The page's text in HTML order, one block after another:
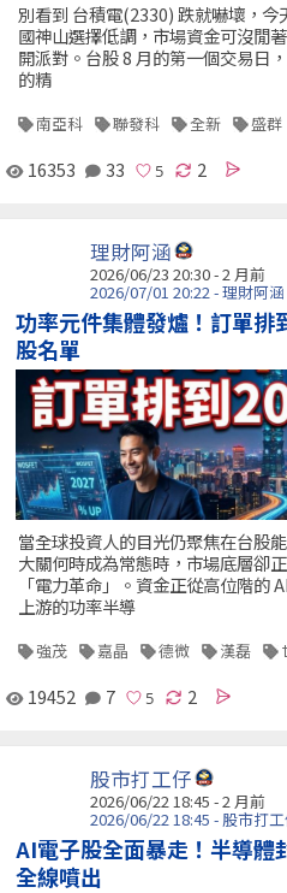
別看到 台積電(2330) 跌就嚇壞，
國神山選擇低調，市場資金可沒閒
開派對。台股 8 月的第一個交易日
的精
南亞科 聯發科 全新 盛群
16353 33 2
理財阿涵
2026/06/23 20:30 - 2 月前
2026/07/01 20:22 - 理財阿涵
功率元件集體發爐！訂單
股名單
當全球投資人的目光仍聚焦在台股
大關何時成為常態時，市場底層卻
「電力革命」。資金正從高位階的
上游的功率半導
強茂 嘉晶 德微 漢磊
19452 7 2
股市打工仔
2026/06/22 18:45 - 2 月前
2026/06/22 18:45 - 股市打
AI電子股全面暴走！半導體
全線噴出